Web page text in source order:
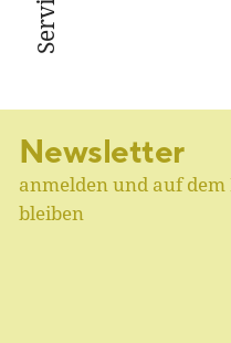
Newsletter
anmelden und auf
bleiben